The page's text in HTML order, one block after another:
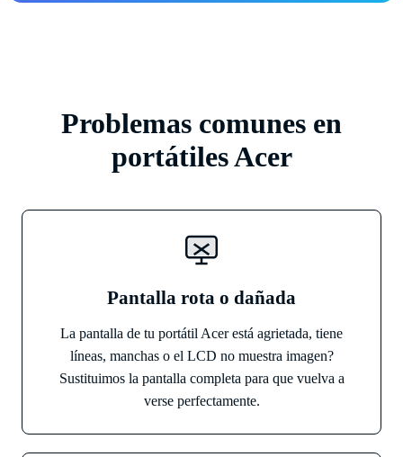
Problemas comunes en
portátiles Acer
Pantalla rota o dañada
La pantalla de tu portátil Acer está agrietada, tiene
líneas, manchas o el LCD no muestra imagen?
Sustituimos la pantalla completa para que vuelva a
verse perfectamente.